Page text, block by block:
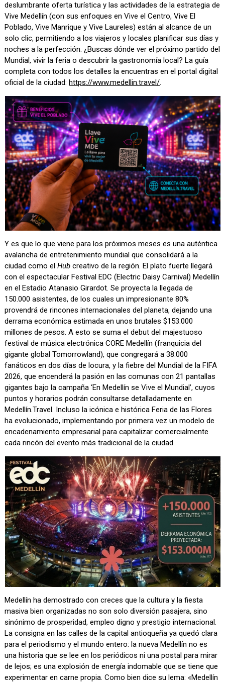
deslumbrante oferta turística y las actividades de la estrategia de
Vive Medellín (con sus enfoques en Vive el Centro, Vive El
Poblado, Vive Manrique y Vive Laureles) están al alcance de un
solo clic, permitiendo a los viajeros y locales planificar sus días y
noches a la perfección. ¿Buscas dónde ver el próximo partido del
Mundial, vivir la feria o descubrir la gastronomía local? La guía
completa con todos los detalles la encuentras en el portal digital
oficial de la ciudad:https://www.medellin.travel/.
Y es que lo que viene para los próximos meses es una auténtica
avalancha de entretenimiento mundial que consolidará a la
ciudad como elHub creativo de la región. El plato fuerte llegará
con el espectacular Festival EDC (Electric Daisy Carnival) Medellín
en el Estadio Atanasio Girardot. Se proyecta la llegada de
150.000 asistentes, de los cuales un impresionante 80%
provendrá de rincones internacionales del planeta, dejando una
derrama económica estimada en unos brutales $153.000
millones de pesos. A esto se suma el debut del majestuoso
festival de música electrónica CORE Medellín (franquicia del
gigante global Tomorrowland), que congregará a 38.000
fanáticos en dos días de locura, y la fiebre del Mundial de la FIFA
2026, que encenderá la pasión en las comunas con 21 pantallas
gigantes bajo la campaña ‘En Medellín se Vive el Mundial’, cuyos
puntos y horarios podrán consultarse detalladamente en
Medellín.Travel. Incluso la icónica e histórica Feria de las Flores
ha evolucionado, implementando por primera vez un modelo de
encadenamiento empresarial para capitalizar comercialmente
cada rincón del evento más tradicional de la ciudad.
Medellín ha demostrado con creces que la cultura y la fiesta
masiva bien organizadas no son solo diversión pasajera, sino
sinónimo de prosperidad, empleo digno y prestigio internacional.
La consigna en las calles de la capital antioqueña ya quedó clara
para el periodismo y el mundo entero: la nueva Medellín no es
una historia que se lee en los periódicos ni una postal para mirar
de lejos; es una explosión de energía indomable que se tiene que
experimentar en carne propia. Como bien dice su lema: «Medellín